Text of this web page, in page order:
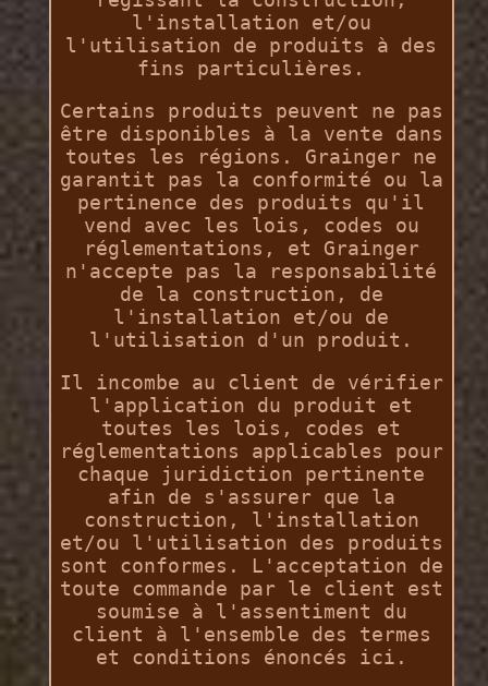
l'installation et/ou
l'utilisation de produits à des
fins particulières.
Certains produits peuvent ne pas
être disponibles à la vente dans
toutes les régions. Grainger ne
garantit pas la conformité ou la
pertinence des produits qu'il
vend avec les lois, codes ou
réglementations, et Grainger
n'accepte pas la responsabilité
de la construction, de
l'installation et/ou de
l'utilisation d'un produit.
Il incombe au client de vérifier
l'application du produit et
toutes les lois, codes et
réglementations applicables pour
chaque juridiction pertinente
afin de s'assurer que la
construction, l'installation
et/ou l'utilisation des produits
sont conformes. L'acceptation de
toute commande par le client est
soumise à l'assentiment du
client à l'ensemble des termes
et conditions énoncés ici.